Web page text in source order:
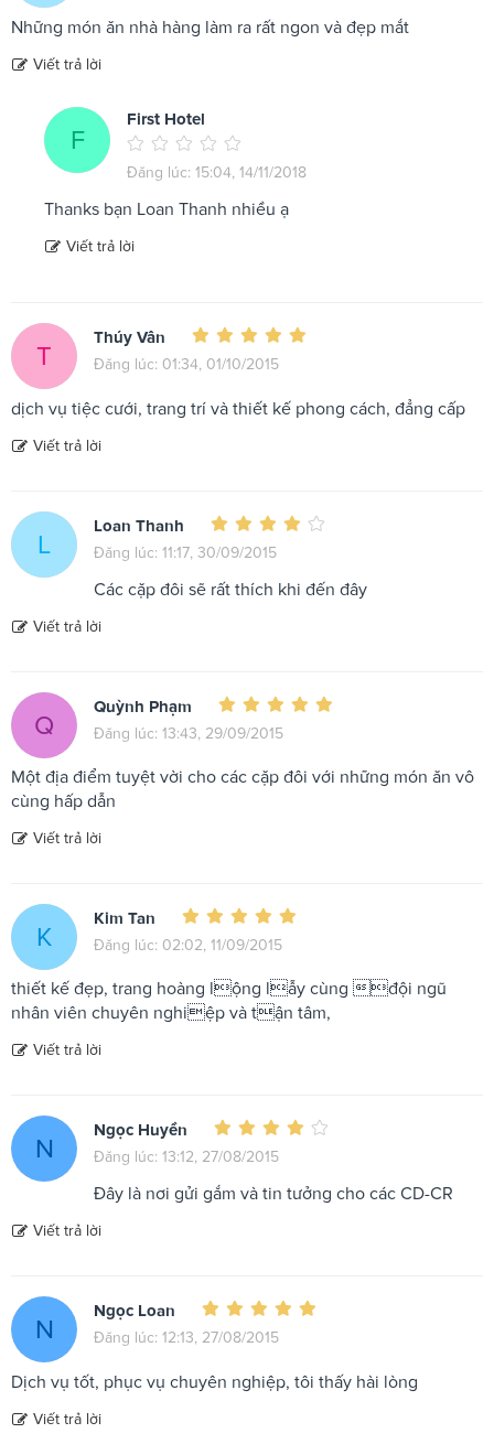
Những món ăn nhà hàng làm ra rất ngon và đẹp mắt
Viết trả lời
F
First Hotel
Đăng lúc: 15:04, 14/11/2018
Thanks bạn Loan Thanh nhiều ạ
Viết trả lời
T
Thúy Vân
Đăng lúc: 01:34, 01/10/2015
dịch vụ tiệc cưới, trang trí và thiết kế phong cách, đẳng cấp
Viết trả lời
L
Loan Thanh
Đăng lúc: 11:17, 30/09/2015
Các cặp đôi sẽ rất thích khi đến đây
Viết trả lời
Q
Quỳnh Phạm
Đăng lúc: 13:43, 29/09/2015
Một địa điểm tuyệt vời cho các cặp đôi với những món ăn vô
cùng hấp dẫn
Viết trả lời
K
Kim Tan
Đăng lúc: 02:02, 11/09/2015
thiết kế đẹp, trang hoàng lộng lẫy cùng đội ngũ
nhân viên chuyên nghiệp và tận tâm,
Viết trả lời
N
Ngọc Huyền
Đăng lúc: 13:12, 27/08/2015
Đây là nơi gửi gắm và tin tưởng cho các CD-CR
Viết trả lời
N
Ngọc Loan
Đăng lúc: 12:13, 27/08/2015
Dịch vụ tốt, phục vụ chuyên nghiệp, tôi thấy hài lòng
Viết trả lời